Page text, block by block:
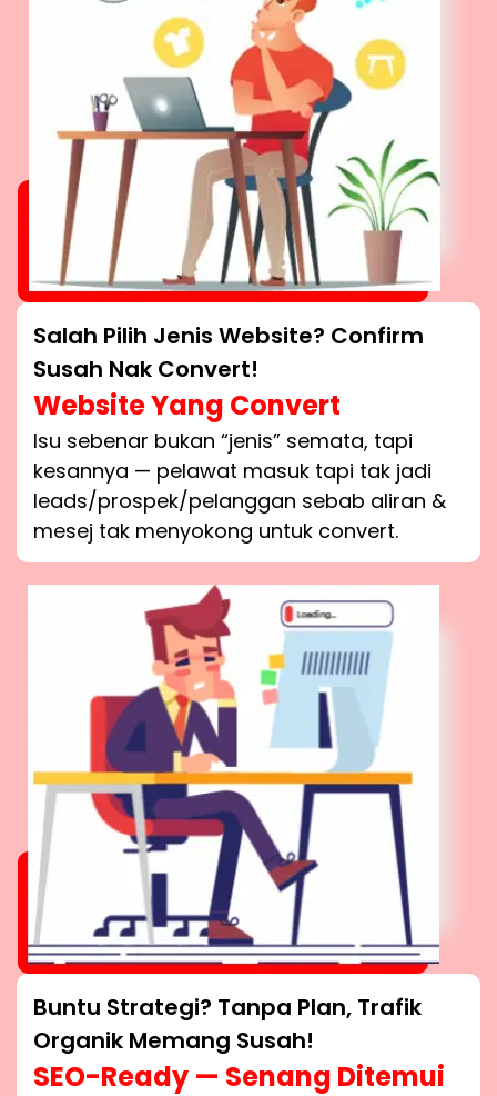
Salah Pilih Jenis Website? Confirm
Susah Nak Convert!
Website Yang Convert
Isu sebenar bukan “jenis” semata, tapi
kesannya — pelawat masuk tapi tak jadi
leads/prospek/pelanggan sebab aliran &
mesej tak menyokong untuk convert.
Buntu Strategi? Tanpa Plan, Trafik
Organik Memang Susah!
SEO-Ready — Senang Ditemui